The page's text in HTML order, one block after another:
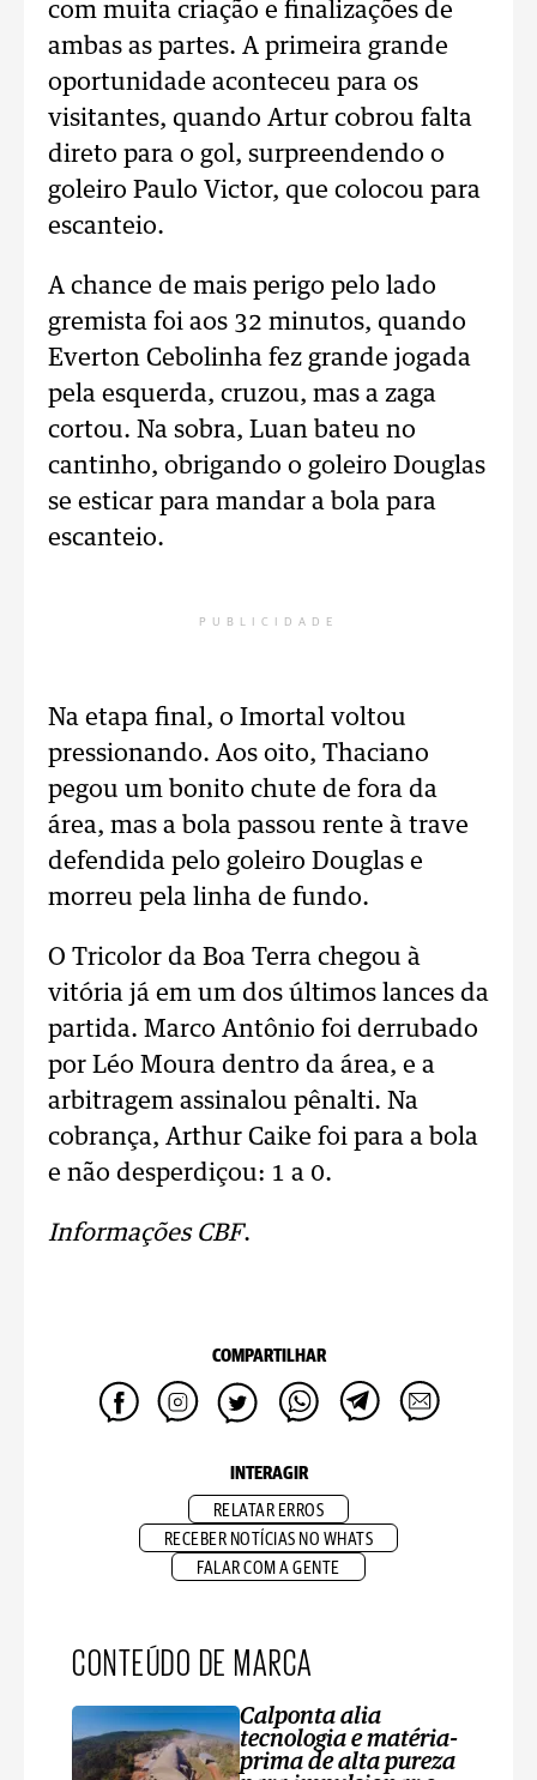
com muita criação e finalizações de
ambas as partes. A primeira grande
oportunidade aconteceu para os
visitantes, quando Artur cobrou falta
direto para o gol, surpreendendo o
goleiro Paulo Victor, que colocou para
escanteio.
A chance de mais perigo pelo lado
gremista foi aos 32 minutos, quando
Everton Cebolinha fez grande jogada
pela esquerda, cruzou, mas a zaga
cortou. Na sobra, Luan bateu no
cantinho, obrigando o goleiro Douglas
se esticar para mandar a bola para
escanteio.
PUBLICIDADE
Na etapa final, o Imortal voltou
pressionando. Aos oito, Thaciano
pegou um bonito chute de fora da
área, mas a bola passou rente à trave
defendida pelo goleiro Douglas e
morreu pela linha de fundo.
O Tricolor da Boa Terra chegou à
vitória já em um dos últimos lances da
partida. Marco Antônio foi derrubado
por Léo Moura dentro da área, e a
arbitragem assinalou pênalti. Na
cobrança, Arthur Caike foi para a bola
e não desperdiçou: 1 a 0.
Informações CBF.
COMPARTILHAR
INTERAGIR
RELATAR ERROS
RECEBER NOTÍCIAS NO WHATS
FALAR COM A GENTE
CONTEÚDO DE MARCA
Calponta alia
tecnologia e matéria-
prima de alta pureza